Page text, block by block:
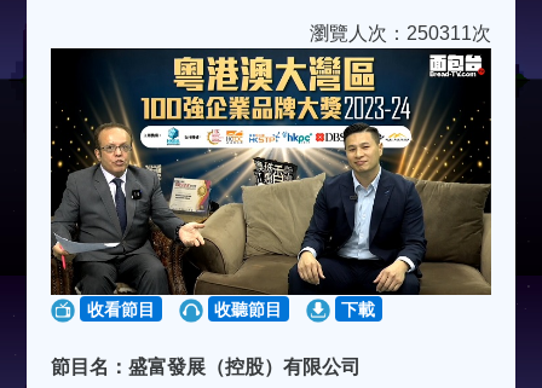
瀏覽人次：250311次
收看節目 收聽節目 下載
節目名：盛富發展（控股）有限公司